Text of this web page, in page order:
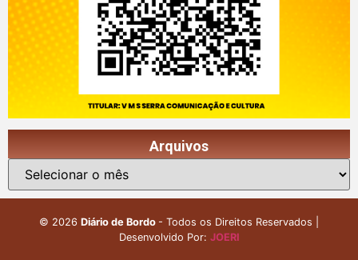
Arquivos
© 2026 Diário de Bordo - Todos os Direitos Reservados |
Desenvolvido Por: JOERI